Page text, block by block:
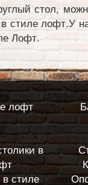
стол,
стиле лофт.У
Лофт.
лофт
в
стиле